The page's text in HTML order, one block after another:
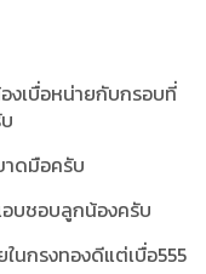
งเบื่อหน่ายกับกรอบที่
าดมือครับ
อบชอบลูกน้องครับ
นกรงทองดีแต่เบื่อ555